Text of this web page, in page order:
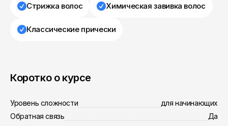
Стрижка волос Химическая завивка волос
Классические прически
Коротко о курсе
Уровень сложности
для начинающих
Обратная связь
Да